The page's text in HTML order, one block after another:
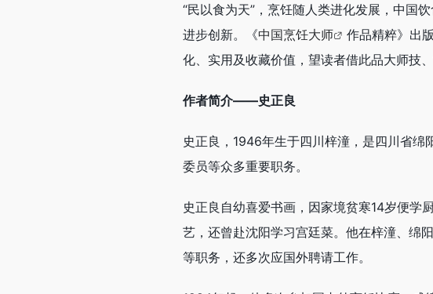
“民以食为天”，烹饪随人类进化发展，中国
进步创新。《中国烹饪大师
作品精粹》出
化、实用及收藏价值，望读者借此品大师技
作者简介——史正良
史正良，1946年生于四川梓潼，是四川省
委员等众多重要职务。
史正良自幼喜爱书画，因家境贫寒14岁便学
艺，还曾赴沈阳学习宫廷菜。他在梓潼、绵
等职务，还多次应国外聘请工作。